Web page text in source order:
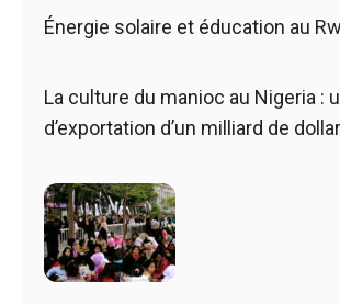
Énergie solaire et éducation au
La culture du manioc au Nigeria :
d’exportation d’un milliard de